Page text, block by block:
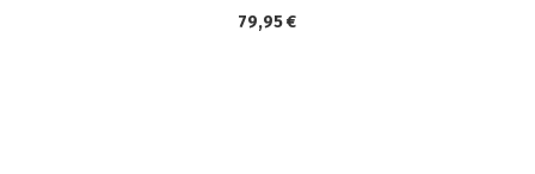
79,95 €